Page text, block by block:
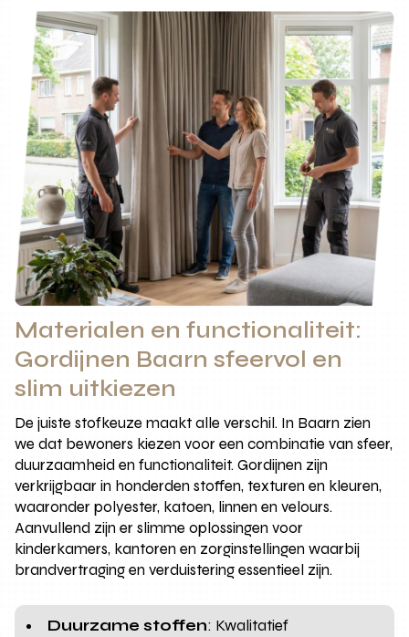
Materialen en functionaliteit:
Gordijnen Baarn sfeervol en
slim uitkiezen
De juiste stofkeuze maakt alle verschil. In Baarn zien
we dat bewoners kiezen voor een combinatie van sfeer,
duurzaamheid en functionaliteit. Gordijnen zijn
verkrijgbaar in honderden stoffen, texturen en kleuren,
waaronder polyester, katoen, linnen en velours.
Aanvullend zijn er slimme oplossingen voor
kinderkamers, kantoren en zorginstellingen waarbij
brandvertraging en verduistering essentieel zijn.
Duurzame stoffen: Kwalitatief